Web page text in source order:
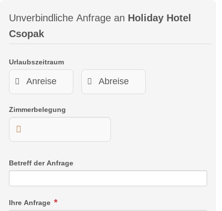
Unverbindliche Anfrage an Holiday Hotel
Csopak
Urlaubszeitraum
Zimmerbelegung
Betreff der Anfrage
Ihre Anfrage